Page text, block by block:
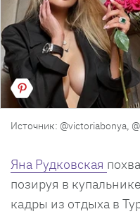
Источник: @victoriabonya,
Яна Рудковская
позируя в
кадры из отдыха в